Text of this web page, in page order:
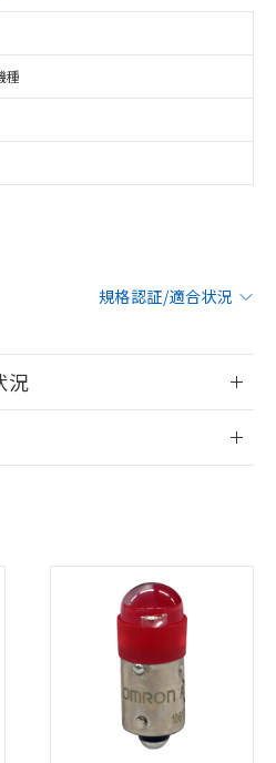
種
規格認証/適合状況
況
例
例
BV型式承認
（フランス
船舶規格）
指令（10物質）の
品が提供可能な商品で